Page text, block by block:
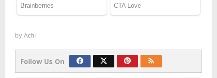
byAchi
Follow Us On